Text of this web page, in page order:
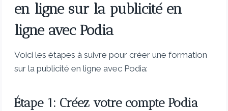
en ligne sur la publicité en
ligne avec Podia
Voici les étapes à suivre pour créer une formation
sur la publicité en ligne avec Podia:
Étape 1: Créez votre compte Podia